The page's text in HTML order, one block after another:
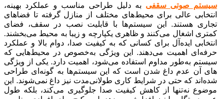
سیستم صوتی سقفی به دلیل طراحی مناسب و عملکرد بهینه،
انتخابی عالی برای محیط‌های مختلف از منازل گرفته تا فضاهای
تجاری هستند. این سیستم‌ها با قابلیت نصب در سقف، فضای
کمتری اشغال می‌کنند و ظاهری یکپارچه و زیبا به محیط می‌بخشند.
انتخابی ایده‌آل برای کسانی که به کیفیت صدا، دوام بالا و عملکرد
حرفه‌ای اهمیت می‌دهند. این ویژگی به‌خصوص در محیط‌هایی که
سیستم به‌طور مداوم استفاده می‌شود، اهمیت دارد. یکی از ویژگی
های آن عدم داغ شدن است که این سیستم‌ها به گونه‌ای طراحی
شده‌اند که حتی در شرایط کاری طولانی‌مدت نیز داغ نمی‌شوند. این
موضوع نه‌تنها از کاهش کیفیت صدا جلوگیری می‌کند، بلکه طول